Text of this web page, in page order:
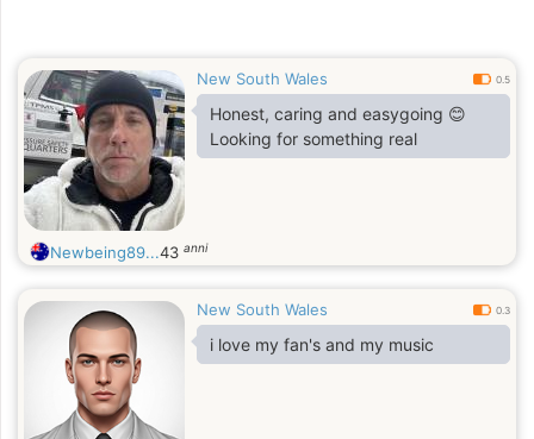
New South Wales 0.5
Honest, caring and easygoing 😊
Looking for something real
Newbeing89...43 anni
New South Wales 0.3
i love my fan's and my music